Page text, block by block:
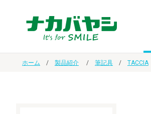
ホーム 製品紹介 筆記具 TACCIA